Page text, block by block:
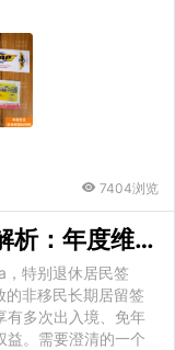
7404浏览
菲律宾养老签证续签要求全解析：年度维护与ID卡
特别退休居民签
的非移民长期居留签
有多次出入境、免年
益。需要澄清的一个